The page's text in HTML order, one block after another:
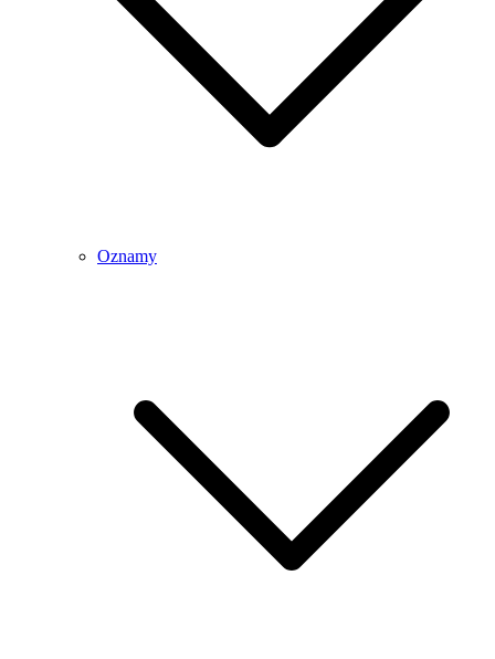
Oznamy